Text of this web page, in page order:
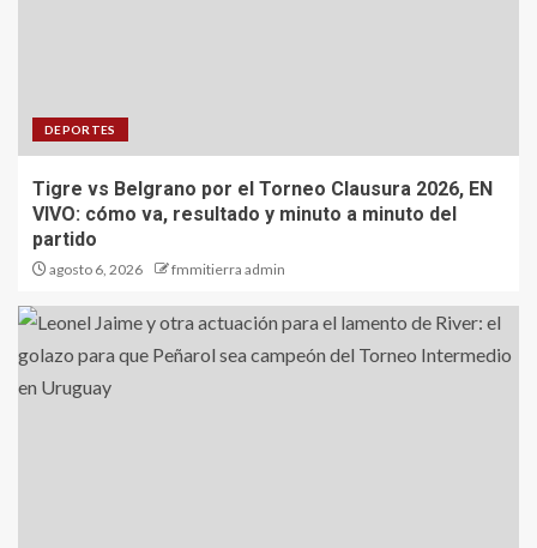
DEPORTES
Tigre vs Belgrano por el Torneo Clausura 2026, EN
VIVO: cómo va, resultado y minuto a minuto del
partido
agosto 6, 2026 fmmitierra admin